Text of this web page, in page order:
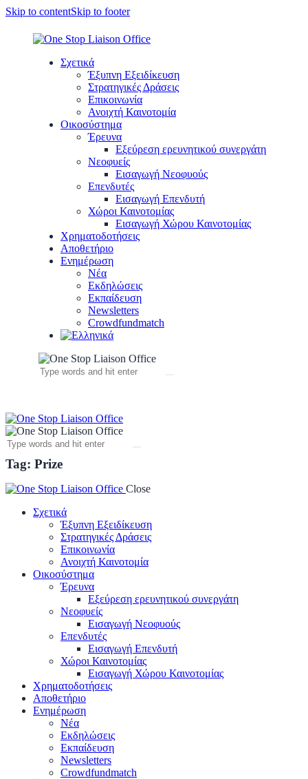
Skip to contentSkip to footer
Σχετικά
Έξυπνη Εξειδίκευση
Στρατηγικές Δράσεις
Επικοινωνία
Ανοιχτή Καινοτομία
Οικοσύστημα
Έρευνα
Εξεύρεση ερευνητικού συνεργάτη
Νεοφυείς
Εισαγωγή Νεοφυούς
Επενδυτές
Εισαγωγή Επενδυτή
Χώροι Καινοτομίας
Εισαγωγή Χώρου Καινοτομίας
Χρηματοδοτήσεις
Αποθετήριο
Ενημέρωση
Νέα
Εκδηλώσεις
Εκπαίδευση
Newsletters
Crowdfundmatch
Tag: Prize
Close
Σχετικά
Έξυπνη Εξειδίκευση
Στρατηγικές Δράσεις
Επικοινωνία
Ανοιχτή Καινοτομία
Οικοσύστημα
Έρευνα
Εξεύρεση ερευνητικού συνεργάτη
Νεοφυείς
Εισαγωγή Νεοφυούς
Επενδυτές
Εισαγωγή Επενδυτή
Χώροι Καινοτομίας
Εισαγωγή Χώρου Καινοτομίας
Χρηματοδοτήσεις
Αποθετήριο
Ενημέρωση
Νέα
Εκδηλώσεις
Εκπαίδευση
Newsletters
Crowdfundmatch